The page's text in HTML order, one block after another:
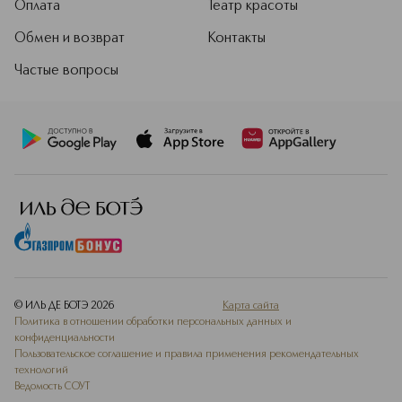
Оплата
Обмен и возврат
Частые вопросы
Театр красоты
Контакты
© ИЛЬ ДЕ БОТЭ 2026
Карта сайта
Политика в отношении обработки персональных данных и
конфиденциальности
Пользовательское соглашение и правила применения рекомендательных
технологий
Ведомость СОУТ